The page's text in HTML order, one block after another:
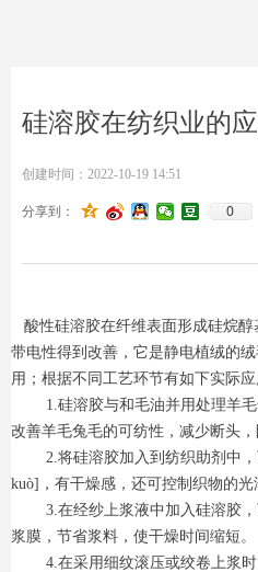
硅溶胶在纺织业的
创建时间： 2022-10-19 14:51
分享到： 0
酸性硅溶胶在纤维表面形成硅烷
带电性得到改善，它是静电植绒的
用；根据不同工艺环节有如下实际应
1.硅溶胶与和毛油并用处理羊毛
改善羊毛兔毛的可纺性，减少断头，
2.将硅溶胶加入到纺织助剂中，
kuò]，有干燥感，还可控制织物的光
3.在经纱上浆液中加入硅溶胶，
浆膜，节省浆料，使干燥时间缩短。
4.在采用细纹滚压或绞卷上浆时